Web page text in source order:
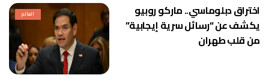
العالم
اختراق دبلوماسي.. ماركو روبيو
يكشف عن “رسائل سرية إيجابية”
من قلب طهران